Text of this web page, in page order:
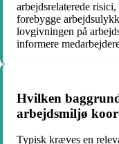
arbejdsrelaterede
forebygge
lovgivningen på
informere
Hvilken
arbejdsmiljø
Typisk kræves en